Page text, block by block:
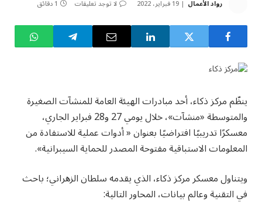
رواد الأعمال 19 فبراير، 2022 لا توجد تعليقات 1 دقائق
ينظّم مركز ذكاء، أحد مبادرات الهيئة العامة للمنشآت الصغيرة
والمتوسطة «منشآت»، خلال يومي 27 و28 فبراير الجاري،
معسكرًا تدريبيًا افتراضيًا بعنوان « أدوات عملية للاستفادة من
المعلومات الاستباقية مفتوحة المصدر للحماية السيبرانية».
ويتناول معسكر مركز ذكاء، الذي يقدمه سلطان الزهراني؛ باحث
في التقنية وعالم بيانات، المحاور التالية: